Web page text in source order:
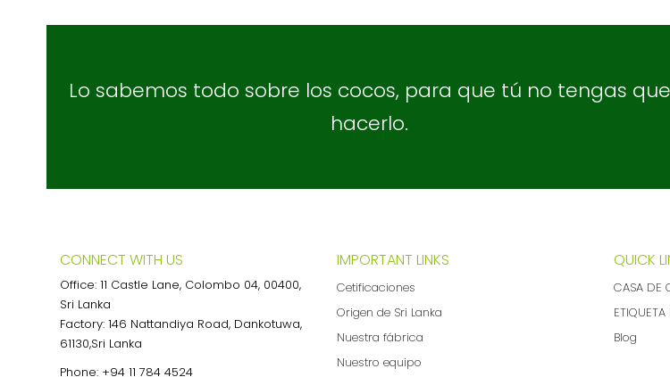
Lo sabemos todo sobre los cocos, para que tú no tengas que
hacerlo.
CONNECT WITH US
Office: 11 Castle Lane, Colombo 04, 00400,
Sri Lanka
Factory: 146 Nattandiya Road, Dankotuwa,
61130,Sri Lanka
Phone: +94 11 784 4524
IMPORTANT LINKS
Cetificaciones
Origen de Sri Lanka
Nuestra fábrica
Nuestro equipo
QUICK
CASA DE
Blog